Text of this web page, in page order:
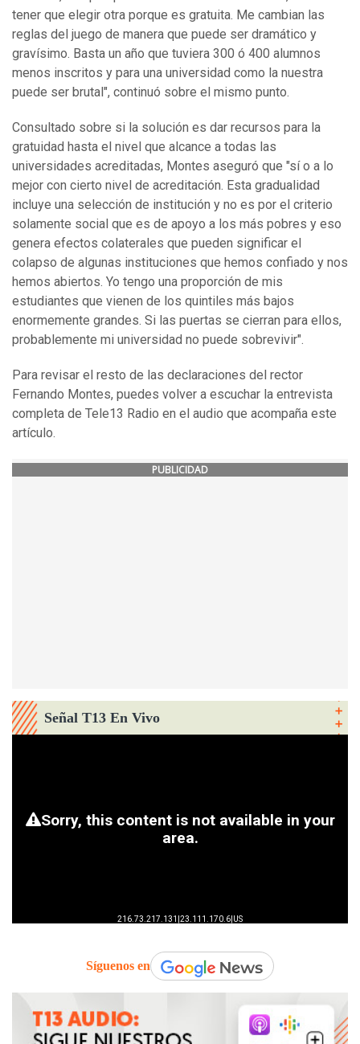
tener que elegir otra porque es gratuita. Me cambian las
reglas del juego de manera que puede ser dramático y
gravísimo. Basta un año que tuviera 300 ó 400 alumnos
menos inscritos y para una universidad como la nuestra
puede ser brutal", continuó sobre el mismo punto.
Consultado sobre si la solución es dar recursos para la
gratuidad hasta el nivel que alcance a todas las
universidades acreditadas, Montes aseguró que "sí o a lo
mejor con cierto nivel de acreditación. Esta gradualidad
incluye una selección de institución y no es por el criterio
solamente social que es de apoyo a los más pobres y eso
genera efectos colaterales que pueden significar el
colapso de algunas instituciones que hemos confiado y nos
hemos abiertos. Yo tengo una proporción de mis
estudiantes que vienen de los quintiles más bajos
enormemente grandes. Si las puertas se cierran para ellos,
probablemente mi universidad no puede sobrevivir".
Para revisar el resto de las declaraciones del rector
Fernando Montes, puedes volver a escuchar la entrevista
completa de Tele13 Radio en el audio que acompaña este
artículo.
PUBLICIDAD
Señal T13 En Vivo
Síguenos en